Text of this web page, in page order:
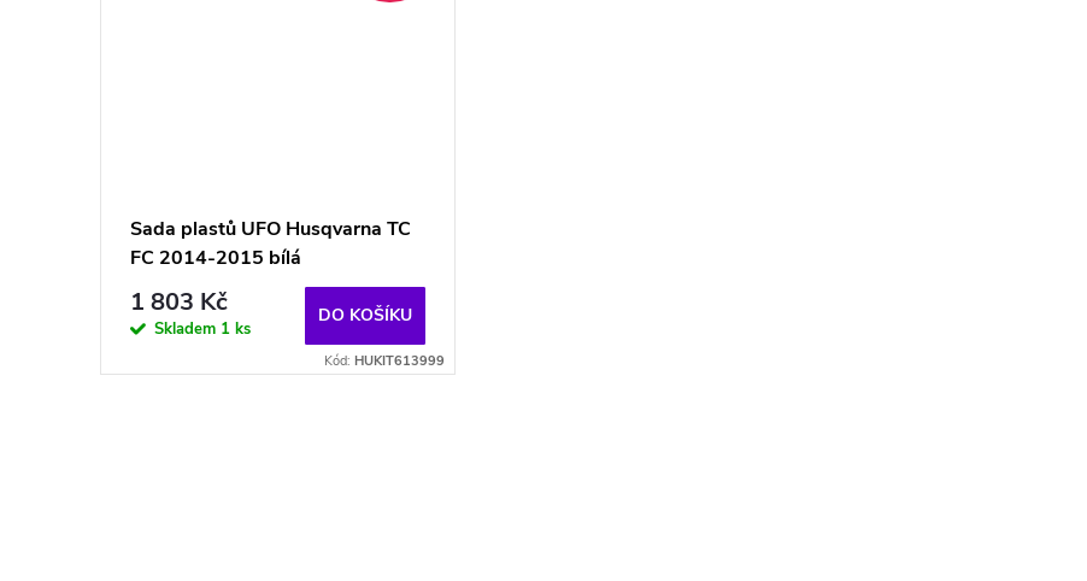
Sada plastů UFO Husqvarna TC
FC 2014-2015 bílá
1 803 Kč
Skladem 1 ks
DO KOŠÍKU
Kód:HUKIT613999